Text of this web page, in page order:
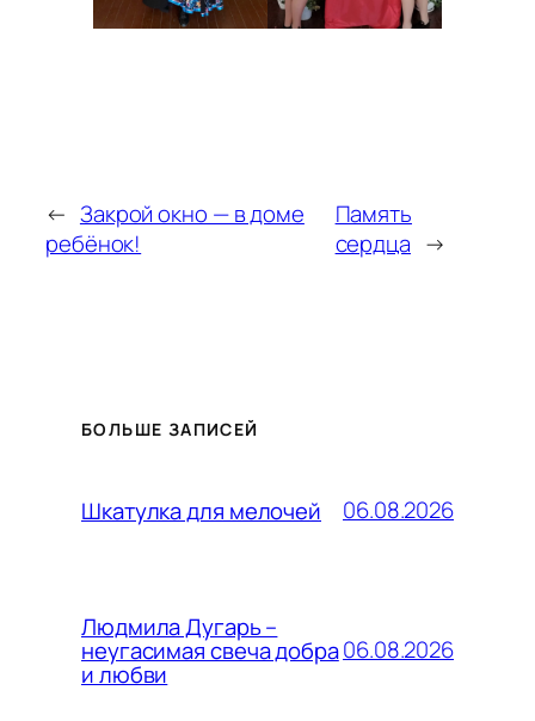
← Закрой окно — в доме
ребёнок!
Память
сердца →
БОЛЬШЕ ЗАПИСЕЙ
Шкатулка для мелочей 06.08.2026
Людмила Дугарь –
неугасимая свеча добра
и любви
06.08.2026